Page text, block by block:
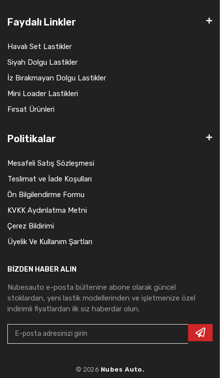
Faydalı Linkler
Havalı Set Lastikler
Siyah Dolgu Lastikler
İz Bırakmayan Dolgu Lastikler
Mini Loader Lastikleri
Fırsat Ürünleri
Politikalar
Mesafeli Satış Sözleşmesi
Teslimat ve İade Koşulları
Ön Bilgilendirme Formu
KVKK Aydınlatma Metni
Çerez Bildirimi
Üyelik Ve Kullanım Şartları
BIZDEN HABER ALIN
Nubesauto e-posta bültenine abone olarak güncel
stoklardan, yeni lastik modellerinden ve işletmenize özel
indirimli fiyatlardan ilk siz haberdar olun.
© 2026 Nubes Auto.